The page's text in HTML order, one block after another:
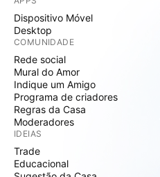
Dispositivo Móvel
Desktop
COMUNIDADE
Rede social
Mural do Amor
Indique um Amigo
Programa de criadores
Regras da Casa
Moderadores
IDEIAS
Trade
Educacional